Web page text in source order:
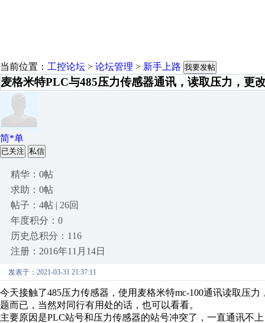
当前位置： 工控论坛 > 论坛管理 > 新手上路 我要发帖
麦格米特PLC与485压力传感器通讯，读取压力，更
简*单
已关注 私信
精华：0帖
求助：0帖
帖子：4帖 | 26回
年度积分：0
历史总积分：116
注册：2016年11月14日
发表于：2021-03-31 21:37:11
今天接触了485压力传感器，使用麦格米特mc-100通讯读取压
题而已，当然对同行有用处的话，也可以看看。
主要原因是PLC站号和压力传感器的站号冲突了，一直通讯不